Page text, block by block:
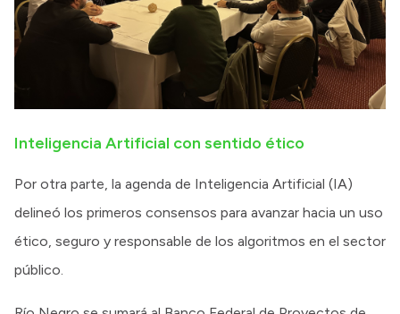
Inteligencia Artificial con sentido ético
Por otra parte, la agenda de Inteligencia Artificial (IA)
delineó los primeros consensos para avanzar hacia un uso
ético, seguro y responsable de los algoritmos en el sector
público.